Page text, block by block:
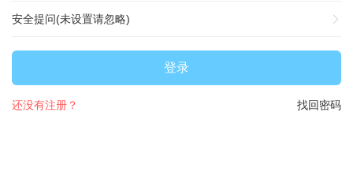
安全提问(未设置请忽略)
登录
找回密码
还没有注册？